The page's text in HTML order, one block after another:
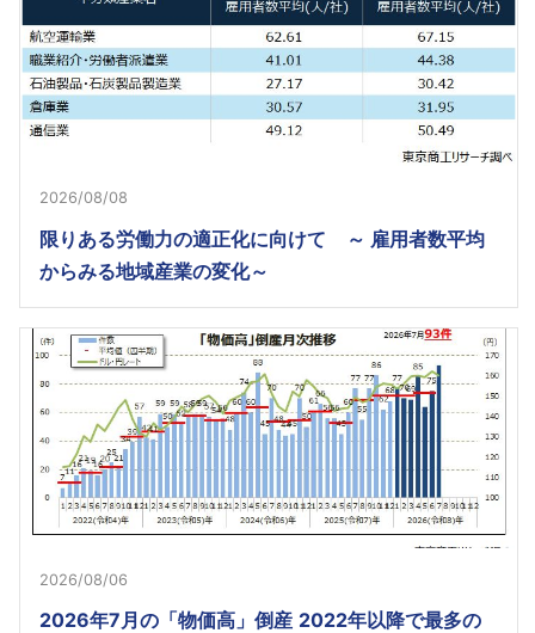
2026/08/08
限りある労働力の適正化に向けて ～ 雇用者数平均
からみる地域産業の変化～
2026/08/06
2026年7月の「物価高」倒産 2022年以降で最多の